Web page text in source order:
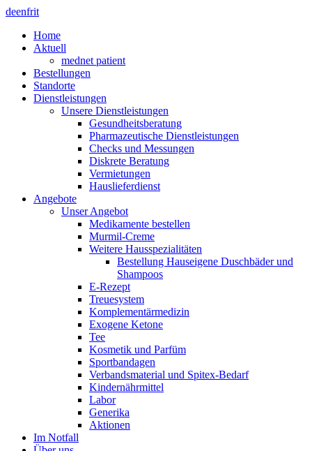
deenfrit
Home
Aktuell
mednet patient
Bestellungen
Standorte
Dienstleistungen
Unsere Dienstleistungen
Gesundheitsberatung
Pharmazeutische Dienstleistungen
Checks und Messungen
Diskrete Beratung
Vermietungen
Hauslieferdienst
Angebote
Unser Angebot
Medikamente bestellen
Murmil-Creme
Weitere Hausspezialitäten
Bestellung Hauseigene Duschbäder und
Shampoos
E-Rezept
Treuesystem
Komplementärmedizin
Exogene Ketone
Tee
Kosmetik und Parfüm
Sportbandagen
Verbandsmaterial und Spitex-Bedarf
Kindernährmittel
Labor
Generika
Aktionen
Im Notfall